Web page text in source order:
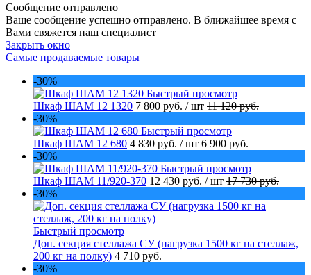
Сообщение отправлено
Ваше сообщение успешно отправлено. В ближайшее время с
Вами свяжется наш специалист
Закрыть окно
Самые продаваемые товары
-30%
Быстрый просмотр
Шкаф ШАМ 12 1320 7 800 руб. / шт 11 120 руб.
-30%
Быстрый просмотр
Шкаф ШАМ 12 680 4 830 руб. / шт 6 900 руб.
-30%
Быстрый просмотр
Шкаф ШАМ 11/920-370 12 430 руб. / шт 17 730 руб.
-30%
Быстрый просмотр
Доп. секция стеллажа СУ (нагрузка 1500 кг на стеллаж,
200 кг на полку) 4 710 руб.
-30%